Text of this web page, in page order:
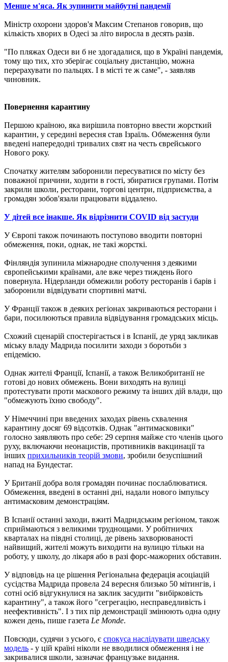
Менше м'яса. Як зупинити майбутні пандемії
Міністр охорони здоров'я Максим Степанов говорив, що
кількість хворих в Одесі за літо виросла в десять разів.
"По пляжах Одеси ви б не здогадалися, що в Україні пандемія,
тому що тих, хто зберігає соціальну дистанцію, можна
перерахувати по пальцях. І в місті те ж саме", - заявляв
чиновник.
Повернення карантину
Першою країною, яка вирішила повторно ввести жорсткий
карантин, у середині вересня став Ізраїль. Обмеження були
введені напередодні тривалих свят на честь єврейського
Нового року.
Спочатку жителям заборонили пересуватися по місту без
поважної причини, ходити в гості, збиратися групами. Потім
закрили школи, ресторани, торгові центри, підприємства, а
громадян зобов'язали працювати віддалено.
У дітей все інакше. Як відрізнити COVID від застуди
У Європі також починають поступово вводити повторні
обмеження, поки, однак, не такі жорсткі.
Фінляндія зупинила міжнародне сполучення з деякими
європейськими країнами, але вже через тиждень його
повернула. Нідерланди обмежили роботу ресторанів і барів і
заборонили відвідувати спортивні матчі.
У Франції також в деяких регіонах закриваються ресторани і
бари, посилюються правила відвідування громадських місць.
Схожий сценарій спостерігається і в Іспанії, де уряд закликав
міську владу Мадрида посилити заходи з боротьби з
епідемією.
Однак жителі Франції, Іспанії, а також Великобританії не
готові до нових обмежень. Вони виходять на вулиці
протестувати проти маскового режиму та інших дій влади, що
"обмежують їхню свободу".
У Німеччині при введених заходах рівень схвалення
карантину досяг 69 відсотків. Однак "антимасковики"
голосно заявляють про себе: 29 серпня майже сто членів цього
руху, включаючи неонацистів, противників вакцинації та
інших прихильників теорій змови, зробили безуспішний
напад на Бундестаг.
У Британії добра воля громадян починає послаблюватися.
Обмеження, введені в останні дні, надали нового імпульсу
антимасковим демонстраціям.
В Іспанії останні заходи, вжиті Мадридським регіоном, також
сприймаються з великими труднощами. У робітничих
кварталах на півдні столиці, де рівень захворюваності
найвищий, жителі можуть виходити на вулицю тільки на
роботу, у школу, до лікаря або в разі форс-мажорних обставин.
У відповідь на це рішення Регіональна федерація асоціацій
сусідства Мадрида провела 24 вересня близько 50 мітингів, і
сотні осіб відгукнулися на заклик засудити "вибірковість
карантину", а також його "сегрегацію, несправедливість і
неефективність". І з тих пір демонстрації змінюють одна одну
кожен день, пише газета Le Monde.
Повсюди, судячи з усього, є спокуса наслідувати шведську
модель - у цій країні ніколи не вводилися обмеження і не
закривалися школи, зазначає французьке видання.